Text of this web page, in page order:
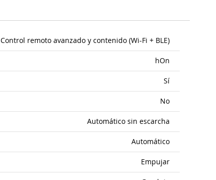
Control remoto avanzado y contenido (Wi-Fi + BLE)
hOn
Sí
No
Automático sin escarcha
Automático
Empujar